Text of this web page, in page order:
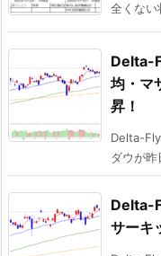
全くない
Delta-
均・マ
昇！
Delta-Fly
ダウが
Delta-
サーキ